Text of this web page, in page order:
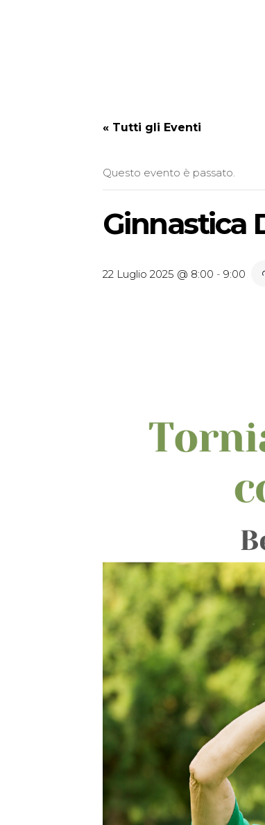
« Tutti gli Eventi
Questo evento è passato.
Ginnastica
22 Luglio 2025 @ 8:00 - 9:00